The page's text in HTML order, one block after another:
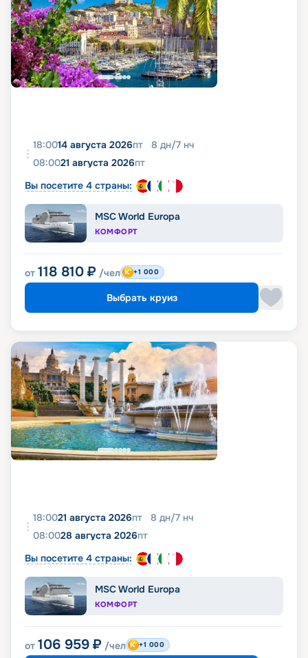
18:0014 августа 2026пт 8 дн/7 нч
08:0021 августа 2026пт
Вы посетите 4 страны:
MSC World Europa
КОМФОРТ
от 118 810 ₽ /чел +1 000
Выбрать круиз
18:0021 августа 2026пт 8 дн/7 нч
08:0028 августа 2026пт
Вы посетите 4 страны:
MSC World Europa
КОМФОРТ
от 106 959 ₽ /чел +1 000